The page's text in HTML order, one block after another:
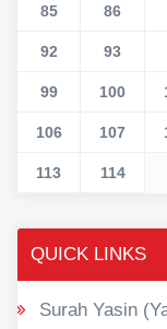
85 86
92 93
99 100
106 107
113 114
QUICK LINKS
Surah Yasin